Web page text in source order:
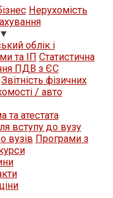
Нерухомість
▼
облік і
та ІП Статистична
ПДВ з ЄС
Звітність фізичних
/ авто
та атестата
вступу до вузу
вузів Програми з